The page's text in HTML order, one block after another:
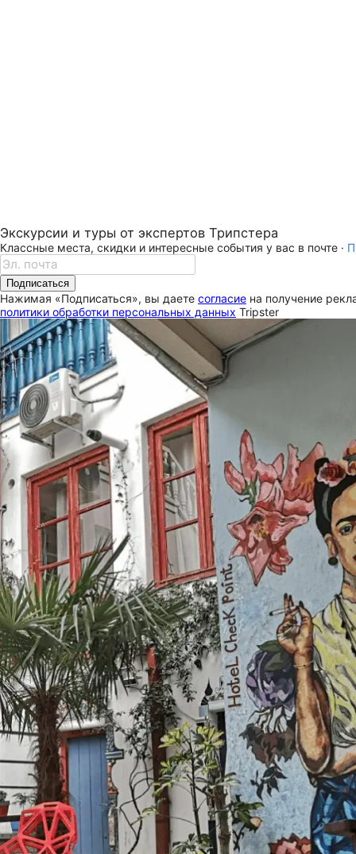
Экскурсии и туры от экспертов Трипстера
Классные места, скидки и интересные события у вас в почте ·
Подписаться
Нажимая «Подписаться», вы даете согласие на получение
политики обработки персональных данных Tripster